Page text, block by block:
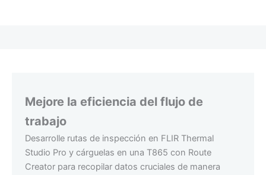
Mejore la eficiencia del flujo de
trabajo
Desarrolle rutas de inspección en FLIR Thermal
Studio Pro y cárguelas en una T865 con Route
Creator para recopilar datos cruciales de manera